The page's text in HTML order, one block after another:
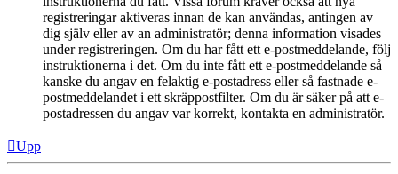
registreringar aktiveras innan de kan användas, antingen av
dig själv eller av an administratör; denna information visades
under registreringen. Om du har fått ett e-postmeddelande, följ
instruktionerna i det. Om du inte fått ett e-postmeddelande så
kanske du angav en felaktig e-postadress eller så fastnade e-
postmeddelandet i ett skräppostfilter. Om du är säker på att e-
postadressen du angav var korrekt, kontakta en administratör.
Upp